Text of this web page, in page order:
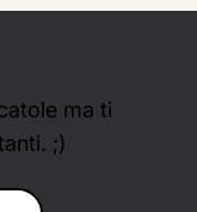
ma ti
;)